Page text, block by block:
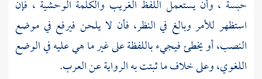
حبسة ، وأن يستعمل اللفظ الغريب والكلمة الوحشية ، فإن
استظهر للأمر وبالغ في النظر، فأن لا يلحن فيرفع في موضع
النصب، أو يخطئ فيجيء باللفظة على غير ما هي عليه في الوضع
اللغوي، وعلى خلاف ما ثبتت به الرواية عن العرب.